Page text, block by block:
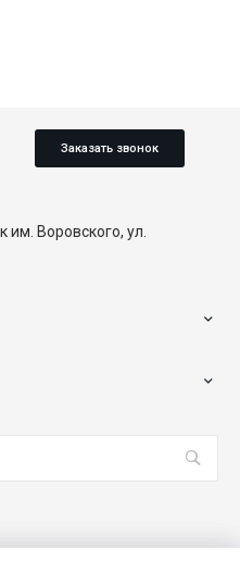
Заказать звонок
им. Воровского, ул.